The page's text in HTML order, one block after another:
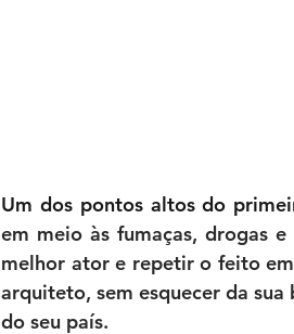
Um dos pontos altos do
em meio às fumaças, drogas
melhor ator e repetir o feito
arquiteto, sem esquecer da
do seu país.